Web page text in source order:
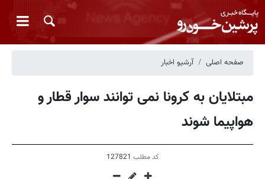
صفحه اصلی آرشیو اخبار
مبتلایان به کرونا نمی توانند سوار قطار و
هواپیما شوند
کد مطلب 127821